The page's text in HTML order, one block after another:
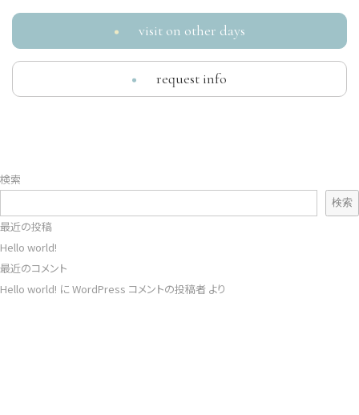
visit on other days
request info
検索
検索
最近の投稿
Hello world!
最近のコメント
Hello world! にWordPress コメントの投稿者 より
ブライダルフェア
ウエディングプラン
資料請求・お問い合わせ